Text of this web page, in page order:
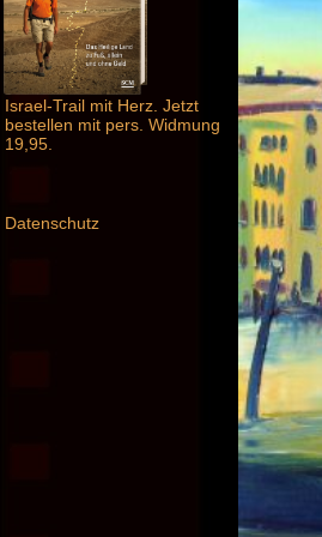
Israel-Trail mit Herz. Jetzt
bestellen mit pers. Widmung
19,95.
Datenschutz